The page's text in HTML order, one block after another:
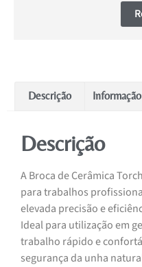
Descrição
Descrição
A Broca de Cerâmica
para trabalhos
elevada precisão e
Ideal para utilização em
trabalho rápido e
segurança da unha